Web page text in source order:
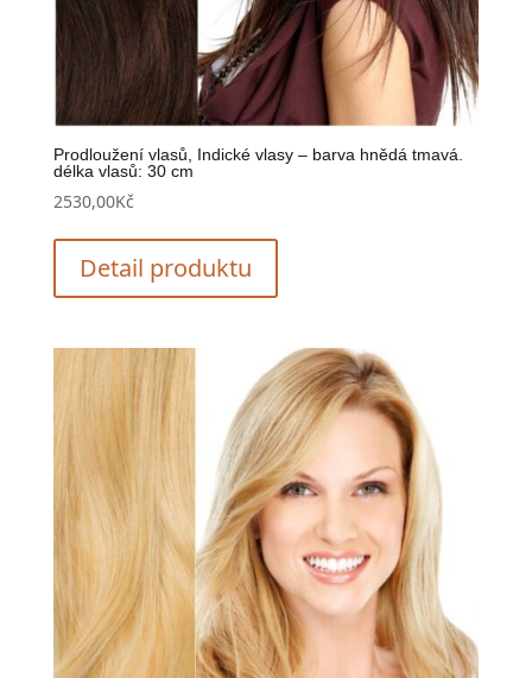
Prodloužení vlasů, Indické vlasy – barva hnědá tmavá.
délka vlasů: 30 cm
2530,00Kč
Detail produktu